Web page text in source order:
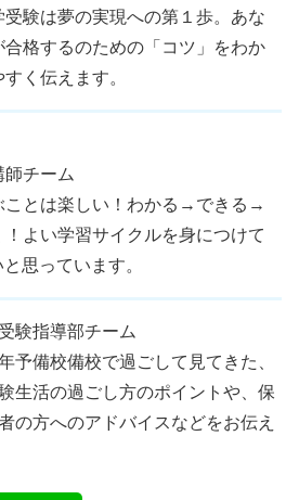
受験は夢の実現への第１歩。あな
合格するのための「コツ」をわか
すく伝えます。
チーム
ことは楽しい！わかる→できる→
！よい学習サイクルを身につけて
思っています。
験指導部チーム
予備校備校で過ごして見てきた、
生活の過ごし方のポイントや、保
の方へのアドバイスなどをお伝え